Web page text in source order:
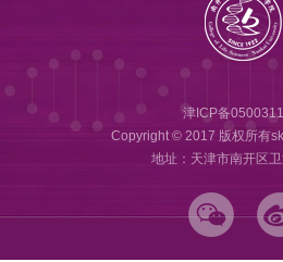
津ICP备
Copyright © 2017 版权所有
地址：天津市南开区